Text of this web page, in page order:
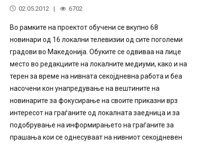
02.05.2012 6702
Во рамките на проектот обучени се вкупно 68
новинари од 16 локални телевизии од сите поголеми
градови во Македонија. Обуките се одвиваа на лице
место во редакциите на локалните медиуми, како и на
терен за време на нивната секојдневна работа и беа
насочени кон унапредување на вештините на
новинарите за фокусирање на своите приказни врз
интересот на граѓаните од локалната заедница и за
подобрување на информирањето на граѓаните за
прашања кои се однесуваат на нивниот секојдневен